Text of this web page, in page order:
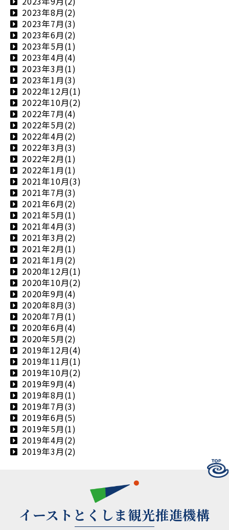
2023年8月(2)
2023年7月(3)
2023年6月(2)
2023年5月(1)
2023年4月(4)
2023年3月(1)
2023年1月(3)
2022年12月(1)
2022年10月(2)
2022年7月(4)
2022年5月(2)
2022年4月(2)
2022年3月(3)
2022年2月(1)
2022年1月(1)
2021年10月(3)
2021年7月(3)
2021年6月(2)
2021年5月(1)
2021年4月(3)
2021年3月(2)
2021年2月(1)
2021年1月(2)
2020年12月(1)
2020年10月(2)
2020年9月(4)
2020年8月(3)
2020年7月(1)
2020年6月(4)
2020年5月(2)
2019年12月(4)
2019年11月(1)
2019年10月(2)
2019年9月(4)
2019年8月(1)
2019年7月(3)
2019年6月(5)
2019年5月(1)
2019年4月(2)
2019年3月(2)
イーストとくしま観光推進機構